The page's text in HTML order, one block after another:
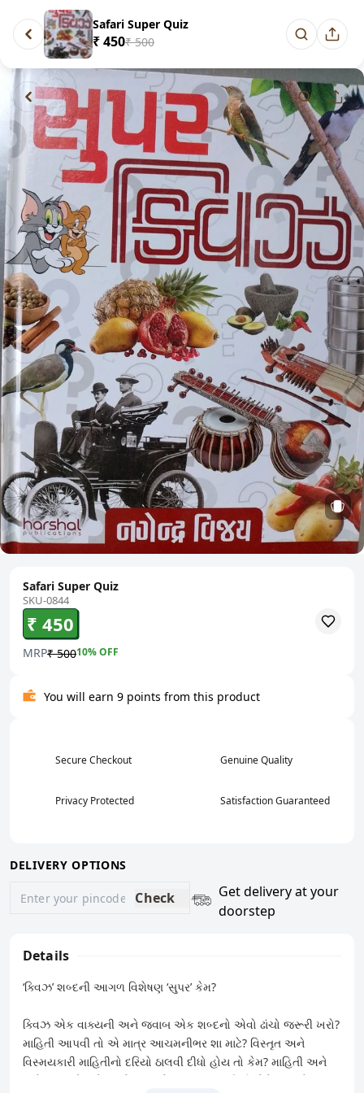
Safari Super Quiz
₹ 450₹ 500
Safari Super Quiz
SKU-0844
₹ 450
MRP₹ 50010% OFF
You will earn 9 points from this product
Secure Checkout Genuine Quality
Privacy Protected Satisfaction Guaranteed
DELIVERY OPTIONS
Check
Get delivery at your
doorstep
Details
‘ક્વિઝ’ શબ્દની આગળ વિશેષણ ‘સુપર’ કેમ?
ક્વિઝ એક વાક્યની અને જવાબ એક શબ્દનો એવો ઢાંચો જરૂરી ખરો?
માહિતી આપવી તો એ માત્ર આચમનીભર શા માટે? વિસ્તૃત અને
વિસ્મયકારી માહિતીનો દરિયો ઠાલવી દીધો હોય તો કેમ? માહિતી અને
મનોરંજન એમ બે શબ્દો જુદા બોલાય, પરંતુ માહિતી પોતે જ મનોરંજન